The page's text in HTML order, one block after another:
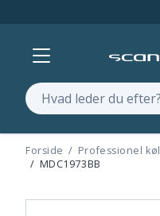
Vis menu
Søg
Forside Professionel køl
MDC1973BB